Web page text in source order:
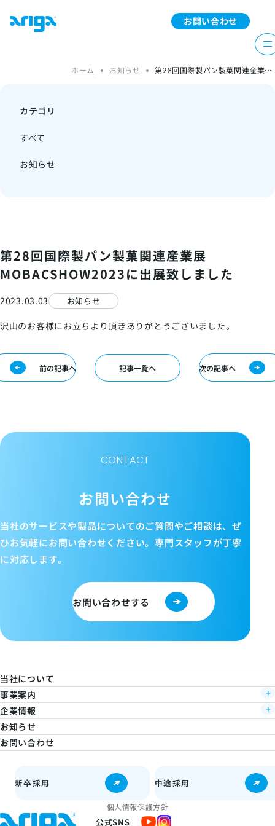
お問い合わせ
ホーム お知らせ
第28回国際製パン製菓関連産業展
第28回国際製パン製菓関連産業展
MOBACSHOW2023に出展致しました
2023.03.03 お知らせ
沢山のお客様にお立ちより頂きありがとうございました。
前の記事へ 記事一覧へ 次の記事へ
カテゴリ
すべて
お知らせ
CONTACT
お問い合わせ
当社のサービスや製品についてのご質問やご相談は、ぜ
ひお気軽にお問い合わせください。 専門スタッフが丁寧
に対応します。
お問い合わせする
公式SNS
当社について
事業案内
企業情報
お知らせ
お問い合わせ
新卒採用 中途採用
個人情報保護方針